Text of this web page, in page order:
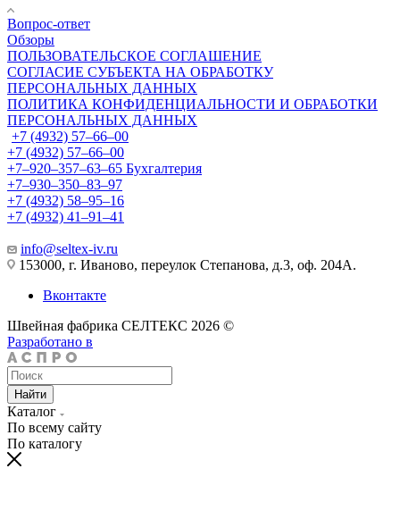
Вопрос-ответ
Обзоры
ПОЛЬЗОВАТЕЛЬСКОЕ СОГЛАШЕНИЕ
СОГЛАСИЕ СУБЪЕКТА НА ОБРАБОТКУ
ПЕРСОНАЛЬНЫХ ДАННЫХ
ПОЛИТИКА КОНФИДЕНЦИАЛЬНОСТИ И ОБРАБОТКИ
ПЕРСОНАЛЬНЫХ ДАННЫХ
+7 (4932) 57‒66‒00
+7 (4932) 57‒66‒00
+7‒920‒357‒63‒65 Бухгалтерия
+7‒930‒350‒83‒97
+7 (4932) 58‒95‒16
+7 (4932) 41‒91‒41
info@seltex-iv.ru
153000, г. Иваново, переулок Степанова, д.3, оф. 204А.
Вконтакте
Швейная фабрика СЕЛТЕКС 2026 ©
Разработано в
Найти
Каталог
По всему сайту
По каталогу